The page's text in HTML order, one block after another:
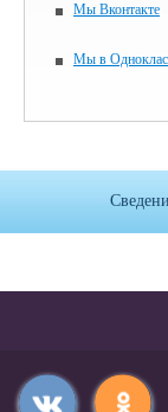
Мы Вконтакте
Мы в